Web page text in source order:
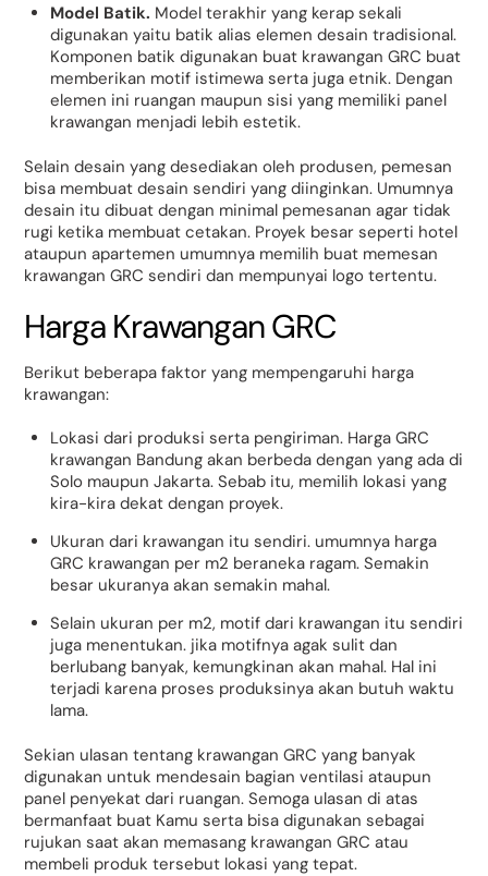
Model Batik. Model terakhir yang kerap sekali
digunakan yaitu batik alias elemen desain tradisional.
Komponen batik digunakan buat krawangan GRC buat
memberikan motif istimewa serta juga etnik. Dengan
elemen ini ruangan maupun sisi yang memiliki panel
krawangan menjadi lebih estetik.
Selain desain yang desediakan oleh produsen, pemesan
bisa membuat desain sendiri yang diinginkan. Umumnya
desain itu dibuat dengan minimal pemesanan agar tidak
rugi ketika membuat cetakan. Proyek besar seperti hotel
ataupun apartemen umumnya memilih buat memesan
krawangan GRC sendiri dan mempunyai logo tertentu.
Harga Krawangan GRC
Berikut beberapa faktor yang mempengaruhi harga
krawangan:
Lokasi dari produksi serta pengiriman. Harga GRC
krawangan Bandung akan berbeda dengan yang ada di
Solo maupun Jakarta. Sebab itu, memilih lokasi yang
kira-kira dekat dengan proyek.
Ukuran dari krawangan itu sendiri. umumnya harga
GRC krawangan per m2 beraneka ragam. Semakin
besar ukuranya akan semakin mahal.
Selain ukuran per m2, motif dari krawangan itu sendiri
juga menentukan. jika motifnya agak sulit dan
berlubang banyak, kemungkinan akan mahal. Hal ini
terjadi karena proses produksinya akan butuh waktu
lama.
Sekian ulasan tentang krawangan GRC yang banyak
digunakan untuk mendesain bagian ventilasi ataupun
panel penyekat dari ruangan. Semoga ulasan di atas
bermanfaat buat Kamu serta bisa digunakan sebagai
rujukan saat akan memasang krawangan GRC atau
membeli produk tersebut lokasi yang tepat.